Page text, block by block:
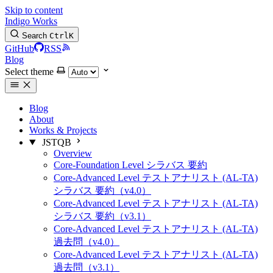
Skip to content
Indigo Works
Search CtrlK
GitHub
RSS
Blog
Select theme
Blog
About
Works & Projects
JSTQB
Overview
Core-Foundation Level シラバス 要約
Core-Advanced Level テストアナリスト (AL-TA)
シラバス 要約（v4.0）
Core-Advanced Level テストアナリスト (AL-TA)
シラバス 要約（v3.1）
Core-Advanced Level テストアナリスト (AL-TA)
過去問（v4.0）
Core-Advanced Level テストアナリスト (AL-TA)
過去問（v3.1）